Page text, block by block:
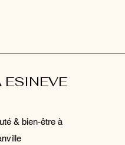
ESINEVE
& bien-être à